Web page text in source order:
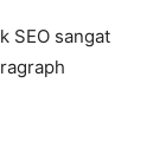
SEO sangat